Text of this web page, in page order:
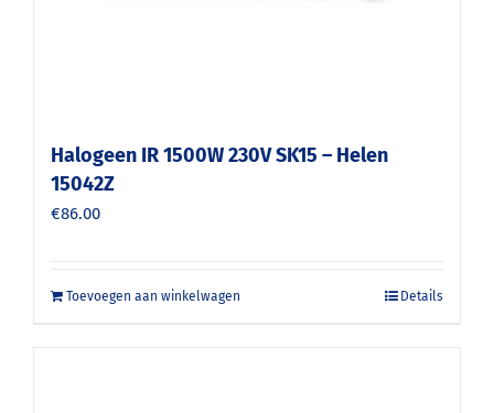
Halogeen IR 1500W 230V SK15 – Helen
15042Z
€86.00
Toevoegen aan winkelwagen Details